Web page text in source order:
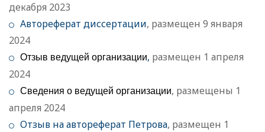
декабря 2023
Автореферат диссертации, размещен 9 января
2024
Отзыв ведущей организации, размещен 1 апреля
2024
Сведения о ведущей организации, размещены 1
апреля 2024
Отзыв на автореферат Петрова, размещен 1